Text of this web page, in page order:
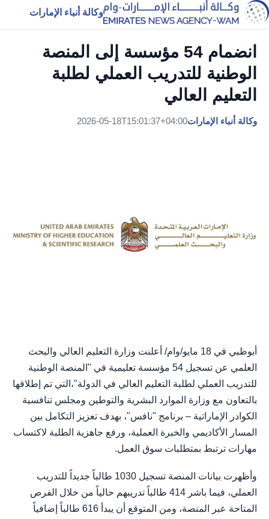
وكالة أنباء الإمارات
انضمام 54 مؤسسة إلى المنصة
الوطنية للتدريب العملي لطلبة
التعليم العالي
وكالة أنباء الإمارات2026-05-18T15:01:37+04:00
أبوظبي في 18 مايو/وام/ أعلنت وزارة التعليم العالي والبحث
العلمي عن تسجيل 54 مؤسسة تعليمية في "المنصة الوطنية
للتدريب العملي لطلبة التعليم العالي في الدولة"،التي تم إطلاقها
بالتعاون مع وزارة الموارد البشرية والتوطين ومجلس تنافسية
الكوادر الإماراتية – برنامج "نافس"، بهدف تعزيز التكامل بين
المسار الأكاديمي والخبرة العملية، ورفع جاهزية الطلبة لاكتساب
مهارات ترتبط بمتطلبات سوق العمل.
وأظهرت بيانات المنصة تسجيل 1030 طالباً جديداً للتدريب
العملي، فيما باشر 414 طالباً تدريبهم حالياً من خلال الفرص
المتاحة عبر المنصة، ومن المتوقع أن يبدأ 616 طالباً إضافياً